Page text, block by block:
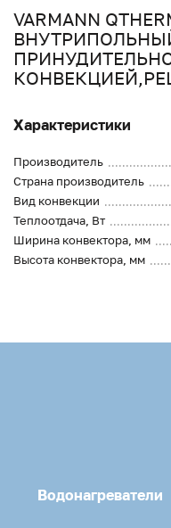
VARMANN
Характеристики
Производитель
Страна производитель
Вид конвекции
Теплоотдача, Вт
Ширина конвектора, мм
Высота конвектора, мм
Водонагреватели